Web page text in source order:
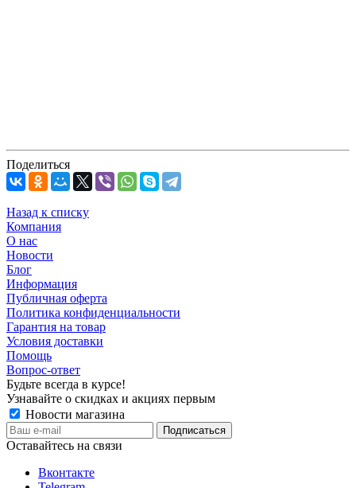
Поделиться
Назад к списку
Компания
О нас
Новости
Блог
Информация
Публичная оферта
Политика конфиденциальности
Гарантия на товар
Условия доставки
Помощь
Вопрос-ответ
Будьте всегда в курсе!
Узнавайте о скидках и акциях первым
Новости магазина
Оставайтесь на связи
Вконтакте